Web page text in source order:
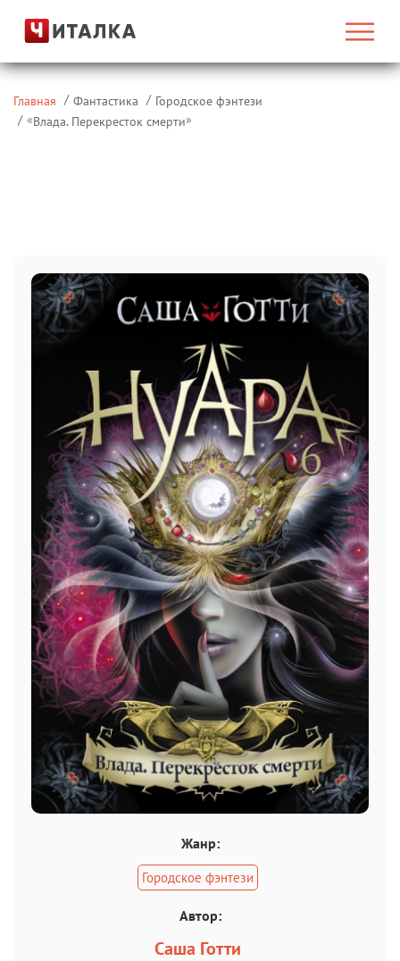
Главная Фантастика
Городское фэнтези
«Влада. Перекресток смерти»
Жанр:
Городское фэнтези
Автор:
Саша Готти